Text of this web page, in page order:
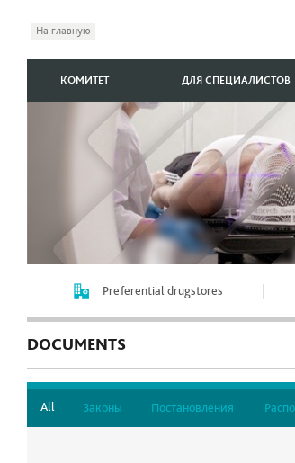
На главную
КОМИТЕТ ДЛЯ СПЕЦИАЛИСТОВ
Preferential drugstores
DOCUMENTS
All Законы Постановления